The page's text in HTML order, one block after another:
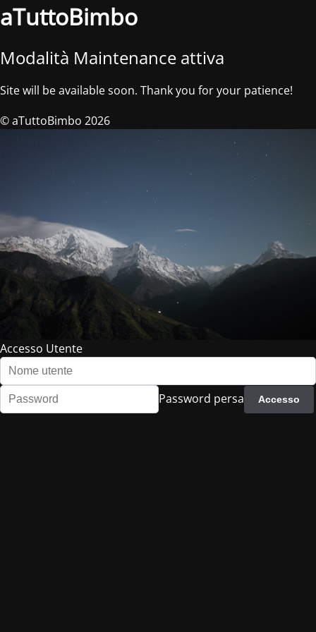
aTuttoBimbo
Modalità Maintenance attiva
Site will be available soon. Thank you for your patience!
© aTuttoBimbo 2026
Accesso Utente
Password persa